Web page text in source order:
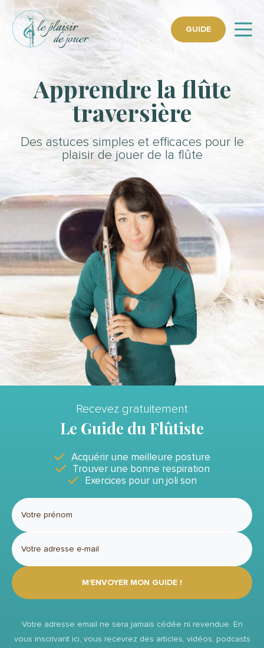
GUIDE
Apprendre la flûte
traversière
Des astuces simples et efficaces pour le
plaisir de jouer de la flûte
Recevez gratuitement
Le Guide du Flûtiste
Acquérir une meilleure posture
Trouver une bonne respiration
Exercices pour un joli son
M'ENVOYER MON GUIDE !
Votre adresse email ne sera jamais cédée ni revendue. En
vous inscrivant ici, vous recevrez des articles, vidéos, podcasts